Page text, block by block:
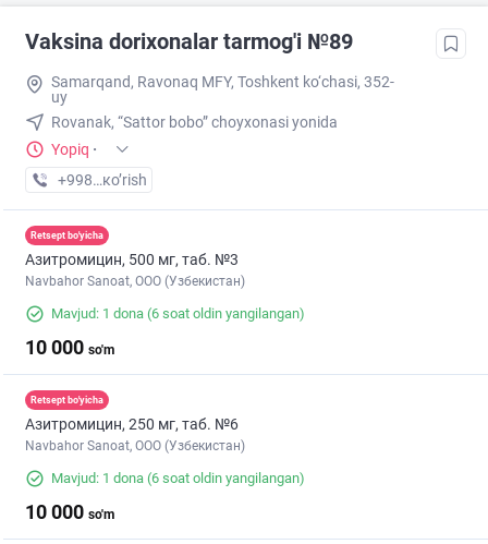
Vaksina dorixonalar tarmog'i №89
Samarqand, Ravonaq MFY, Toshkent ko‘chasi, 352-
uy
Rovanak, “Sattor bobo” choyxonasi yonida
Yopiq ·
+998 (77) XXX-XX-XX
кo’rish
Retsept bo'yicha
Азитромицин, 500 мг, таб. №3
Navbahor Sanoat, ООО (Узбекистан)
Mavjud: 1 dona (6 soat oldin yangilangan)
10 000 so'm
Retsept bo'yicha
Азитромицин, 250 мг, таб. №6
Navbahor Sanoat, ООО (Узбекистан)
Mavjud: 1 dona (6 soat oldin yangilangan)
10 000 so'm